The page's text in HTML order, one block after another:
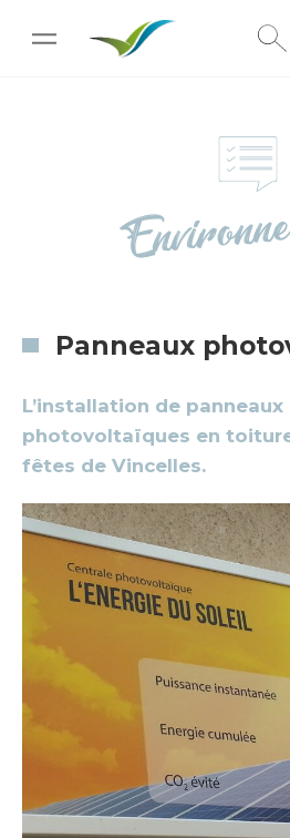
Panneaux
L’installation de panneaux
photovoltaïques en
fêtes de Vincelles.